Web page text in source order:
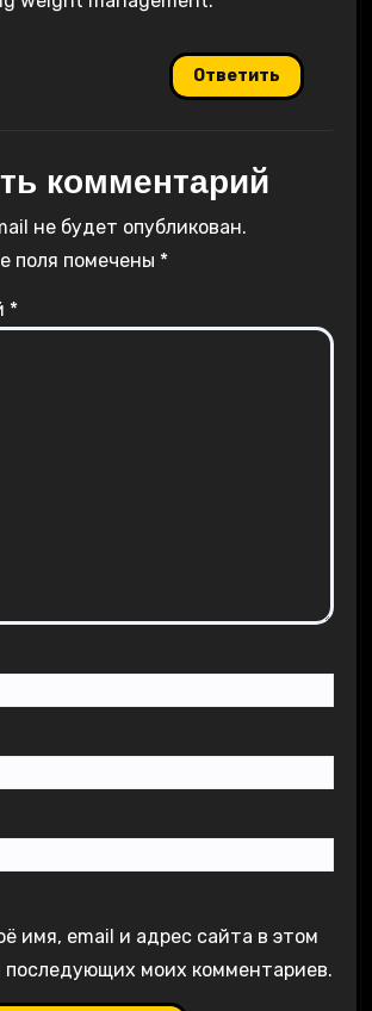
Ответить
комментарий
не будет опубликован.
поля помечены *
*
имя, email и адрес сайта в этом
последующих моих комментариев.